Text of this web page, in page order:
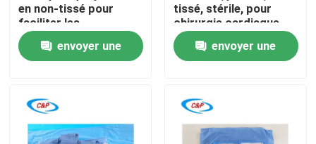
Produits
Vidéos
Le spectacle VR
en non-tissé pour
faciliter les
procédures
orthopédiques sûres
envoyer une
tissé, stérile, pour
chirurgie cardiaque,
kit de drapes pour
chirurgie cardiaque
envoyer une